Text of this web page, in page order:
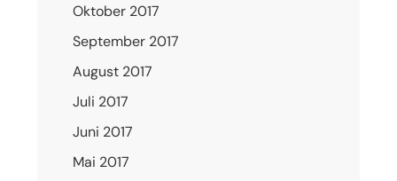
Oktober 2017
September 2017
August 2017
Juli 2017
Juni 2017
Mai 2017